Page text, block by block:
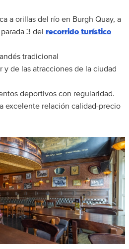
a orillas del río en Burgh Quay, a
3 del recorrido turístico
tradicional
y de las atracciones de la ciudad
deportivos con regularidad.
excelente relación calidad-precio